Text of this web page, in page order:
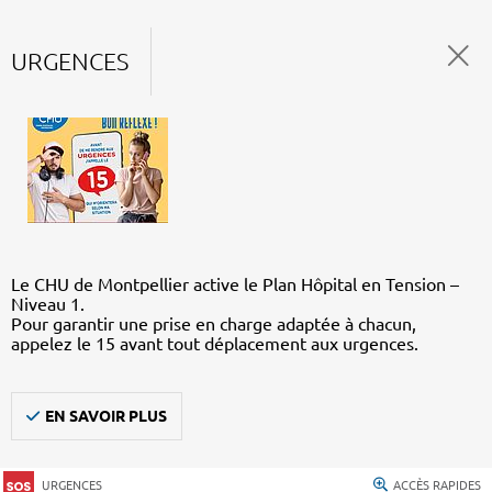
URGENCES
Le CHU de Montpellier active le Plan Hôpital en Tension –
Niveau 1.
Pour garantir une prise en charge adaptée à chacun,
appelez le 15 avant tout déplacement aux urgences.
EN SAVOIR PLUS
URGENCES ACCÈS RAPIDES